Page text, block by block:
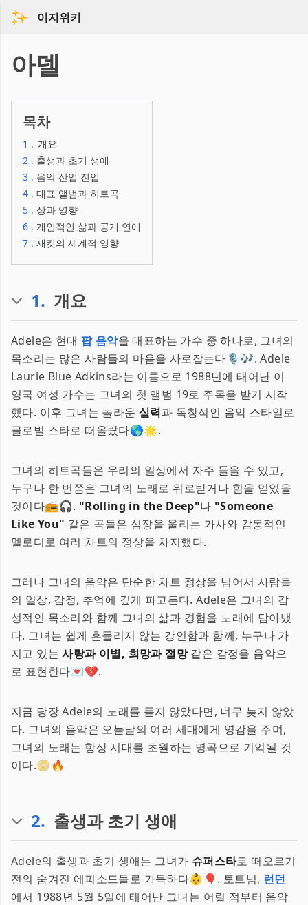
이지위키
아델
목차
1 . 개요
2 . 출생과 초기 생애
3 . 음악 산업 진입
4 . 대표 앨범과 히트곡
5 . 상과 영향
6 . 개인적인 삶과 공개 연애
7 . 재킷의 세계적 영향
1. 개요
Adele은 현대 팝 음악을 대표하는 가수 중 하나로, 그녀의
목소리는 많은 사람들의 마음을 사로잡는다🎙️🎶. Adele
Laurie Blue Adkins라는 이름으로 1988년에 태어난 이
영국 여성 가수는 그녀의 첫 앨범 19로 주목을 받기 시작
했다. 이후 그녀는 놀라운 실력과 독창적인 음악 스타일로
글로벌 스타로 떠올랐다🌎🌟.
그녀의 히트곡들은 우리의 일상에서 자주 들을 수 있고,
누구나 한 번쯤은 그녀의 노래로 위로받거나 힘을 얻었을
것이다📻🎧. "Rolling in the Deep"나 "Someone
Like You" 같은 곡들은 심장을 울리는 가사와 감동적인
멜로디로 여러 차트의 정상을 차지했다.
그러나 그녀의 음악은단순한 차트 정상을 넘어서사람들
의 일상, 감정, 추억에 깊게 파고든다. Adele은 그녀의 감
성적인 목소리와 함께 그녀의 삶과 경험을 노래에 담아냈
다. 그녀는 쉽게 흔들리지 않는 강인함과 함께, 누구나 가
지고 있는사랑과 이별, 희망과 절망같은 감정을 음악으
로 표현한다💌💔.
지금 당장 Adele의 노래를 듣지 않았다면, 너무 늦지 않았
다. 그녀의 음악은 오늘날의 여러 세대에게 영감을 주며,
그녀의 노래는 항상 시대를 초월하는 명곡으로 기억될 것
이다.📀🔥
2. 출생과 초기 생애
Adele의 출생과 초기 생애는 그녀가 슈퍼스타로 떠오르기
전의 숨겨진 에피소드들로 가득하다👶🎈. 토트넘, 런던
에서 1988년 5월 5일에 태어난 그녀는 어릴 적부터 음악